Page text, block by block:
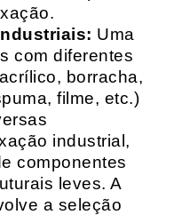
Uma
com diferentes
borracha,
filme, etc.)
industrial,
componentes
leves. A
a seleção